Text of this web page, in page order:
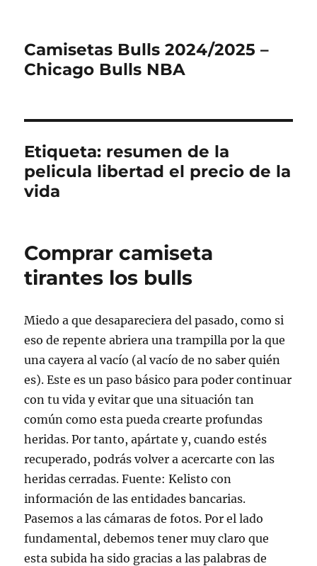
Camisetas Bulls 2024/2025 –
Chicago Bulls NBA
Etiqueta: resumen de la
pelicula libertad el precio de la
vida
Comprar camiseta
tirantes los bulls
Miedo a que desapareciera del pasado, como si
eso de repente abriera una trampilla por la que
una cayera al vacío (al vacío de no saber quién
es). Este es un paso básico para poder continuar
con tu vida y evitar que una situación tan
común como esta pueda crearte profundas
heridas. Por tanto, apártate y, cuando estés
recuperado, podrás volver a acercarte con las
heridas cerradas. Fuente: Kelisto con
información de las entidades bancarias.
Pasemos a las cámaras de fotos. Por el lado
fundamental, debemos tener muy claro que
esta subida ha sido gracias a las palabras de